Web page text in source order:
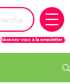
Abonnez-vous à la newsletter !